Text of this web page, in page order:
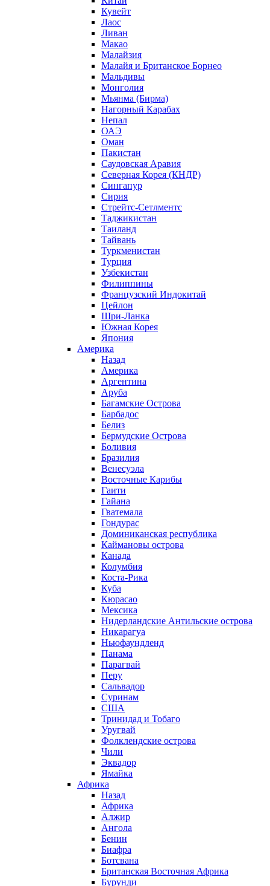
Кувейт
Лаос
Ливан
Макао
Малайзия
Малайя и Британское Борнео
Мальдивы
Монголия
Мьянма (Бирма)
Нагорный Карабах
Непал
ОАЭ
Оман
Пакистан
Саудовская Аравия
Северная Корея (КНДР)
Сингапур
Сирия
Стрейтс-Сетлментс
Таджикистан
Таиланд
Тайвань
Туркменистан
Турция
Узбекистан
Филиппины
Французский Индокитай
Цейлон
Шри-Ланка
Южная Корея
Япония
Америка
Назад
Америка
Аргентина
Аруба
Багамские Острова
Барбадос
Белиз
Бермудские Острова
Боливия
Бразилия
Венесуэла
Восточные Карибы
Гаити
Гайана
Гватемала
Гондурас
Доминиканская республика
Каймановы острова
Канада
Колумбия
Коста-Рика
Куба
Кюрасао
Мексика
Нидерландские Антильские острова
Никарагуа
Ньюфаундленд
Панама
Парагвай
Перу
Сальвадор
Суринам
США
Тринидад и Тобаго
Уругвай
Фолклендские острова
Чили
Эквадор
Ямайка
Африка
Назад
Африка
Алжир
Ангола
Бенин
Биафра
Ботсвана
Британская Восточная Африка
Бурунди